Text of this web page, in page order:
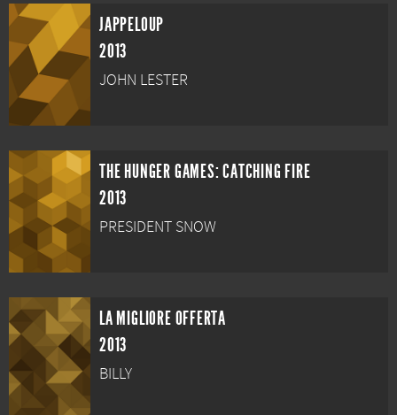
JAPPELOUP
2013
JOHN LESTER
THE HUNGER GAMES: CATCHING FIRE
2013
PRESIDENT SNOW
LA MIGLIORE OFFERTA
2013
BILLY